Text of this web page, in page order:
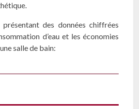
des données chiffrées
d’eau et les économies
salle de bain: